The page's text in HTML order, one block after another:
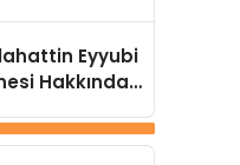
Eyyubi
Hakkında